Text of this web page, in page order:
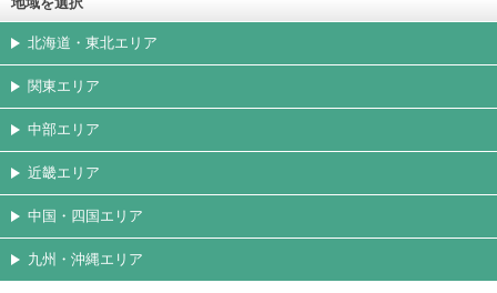
北海道・東北エリア
関東エリア
中部エリア
近畿エリア
中国・四国エリア
九州・沖縄エリア